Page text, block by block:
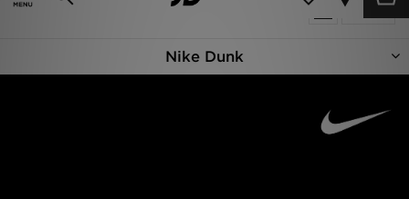
Produits 30
Nike Dunk